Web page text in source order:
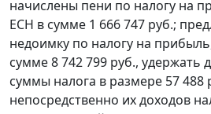
начислены пени по налогу на
ЕСН в сумме 1 666 747 руб.;
недоимку по налогу на
сумме 8 742 799 руб., удержать
суммы налога в размере 57 488
непосредственно их доходов